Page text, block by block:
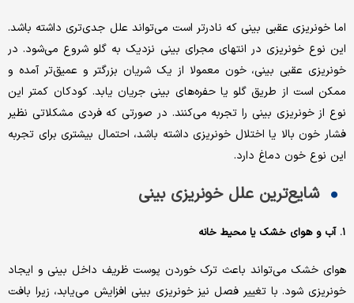
اما خونریزی عقبی بینی که نادرتر است می‌تواند علل جدی‌تری داشته باشد.
این نوع خونریزی در انتهای مجرای بینی نزدیک به گلو شروع می‌شود. در
خونریزی عقبی بینی، خون معمولا از یک شریان بزرگتر و عمیق‌تر آمده و
ممکن است از طریق گلو یا حفره‌های بینی جریان یابد. کودکان کمتر این
نوع از خونریزی بینی را تجربه می‌کنند. در صورتی که فردی مشکلاتی نظیر
فشار خون بالا یا اختلال خونریزی داشته باشد، احتمال بیشتری برای تجربه
این نوع خون دماغ دارد.
شایع‌ترین علل خونریزی بینی
۱. آب و هوای خشک یا محیط خانه
هوای خشک می‌تواند باعث ترک خوردن پوست ظریف داخل بینی و ایجاد
خونریزی شود. با تغییر فصل نیز خونریزی بینی افزایش می‌یابد، زیرا بافت